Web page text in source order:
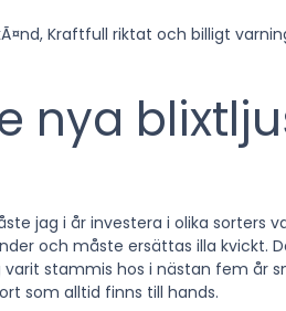
nya
jag i år investera i olika sorters
och måste ersättas illa kvickt.
stammis hos i nästan fem år
som alltid finns till hands.